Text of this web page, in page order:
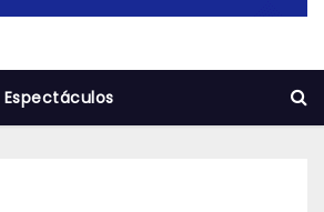
Espectáculos